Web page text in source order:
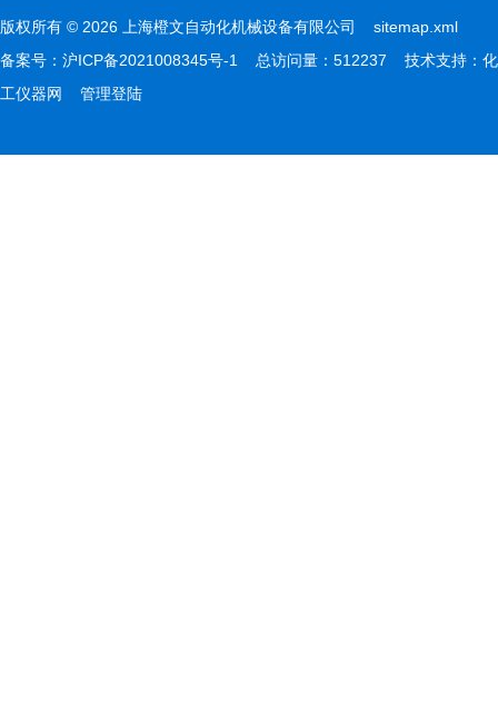
版权所有 © 2026 上海橙文自动化机械设备有限公司 sitemap.xml
备案号： 沪ICP备2021008345号-1 总访问量：512237 技术支持： 化
工仪器网
管理登陆